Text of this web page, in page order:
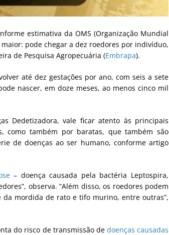
estimativa da OMS (Organização Mundial
maior: pode chegar a dez roedores por indivíduo,
de Pesquisa Agropecuária (Embrapa).
até dez gestações por ano, com seis a sete
nascer, em doze meses, ao menos cinco mil
Dedetizadora, vale ficar atento às principais
como também por baratas, que também são
de doenças ao ser humano, conforme artigo
– doença causada pela bactéria Leptospira,
observa. “Além disso, os roedores podem
mordida de rato e tifo murino, entre outras”,
do risco de transmissão de doenças causadas